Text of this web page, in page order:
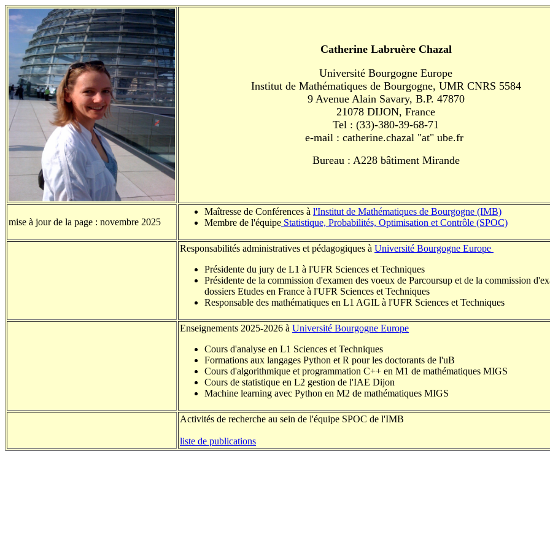
Catherine Labruère Chazal
Université Bourgogne Europe
Institut de Mathématiques de Bourgogne, UMR CNRS 5584
9 Avenue Alain Savary, B.P. 47870
21078 DIJON, France
Tel : (33)-380-39-68-71
e-mail : catherine.chazal "at" ube.fr
Bureau : A228 bâtiment Mirande
mise à jour de la page : novembre 2025
Maîtresse de Conférences à l'Institut de Mathématiques de Bourgogne (IMB)
Membre de l'équipe Statistique, Probabilités, Optimisation et Contrôle (SPOC)
Responsabilités administratives et pédagogiques à Université Bourgogne Europe
Présidente du jury de L1 à l'UFR Sciences et Techniques
Présidente de la commission d'examen des voeux de Parcoursup et de la commission
dossiers Etudes en France à l'UFR Sciences et Techniques
Responsable des mathématiques en L1 AGIL à l'UFR Sciences et Techniques
Enseignements 2025-2026 à Université Bourgogne Europe
Cours d'analyse en L1 Sciences et Techniques
Formations aux langages Python et R pour les doctorants de l'uB
Cours d'algorithmique et programmation C++ en M1 de mathématiques MIGS
Cours de statistique en L2 gestion de l'IAE Dijon
Machine learning avec Python en M2 de mathématiques MIGS
Activités de recherche au sein de l'équipe SPOC de l'IMB
liste de publications